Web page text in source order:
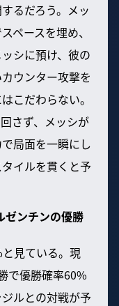
るだろう。メッ
ペースを埋め、
シに預け、彼の
ウンター攻撃を
こだわらない。
さず、メッシが
局面を一瞬にし
イルを貫くと予
ゼンチンの優勝
見ている。現
で優勝確率60%
ルとの対戦が予